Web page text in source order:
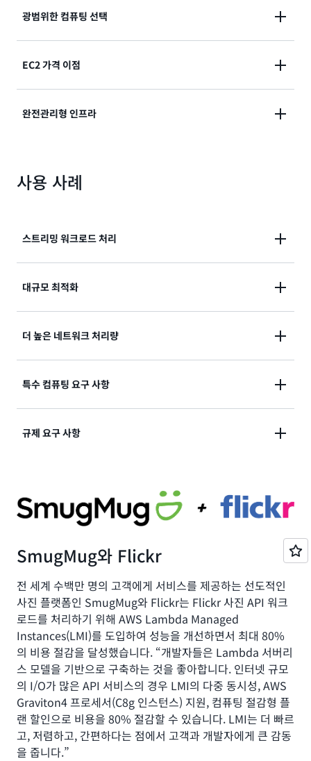
광범위한 컴퓨팅 선택
고대역폭 네트워킹 및 Graviton4와 같은 최신 세대 프
EC2 가격 이점
온디맨드 및 예약 인스턴스를 포함한 EC2 가격 모델과
완전관리형 인프라
및 런타임 패치, 내장된 라우팅, 로드 밸런싱, 그리고 선
택한 확장 파라미터 기반의 오토 스케일링을 포함한 모
사용 사례
스트리밍 워크로드 처리
일관된 성능으로 높은 처리량의 데이터 스트림을 처리합
대규모 최적화
예약형 인스턴스 및 절감형 플랜을 포함한 EC2의 가격
더 높은 네트워크 처리량
고대역폭 네트워킹 옵션에 액세스하여 향상된 네트워킹
특수 컴퓨팅 요구 사항
컴퓨팅 집약적인 애플리케이션의 성능을 최적화하기 위
규제 요구 사항
한 워크로드
SmugMug와 Flickr
전 세계 수백만 명의 고객에게 서비스를 제공하는 선도적인
사진 플랫폼인 SmugMug와 Flickr는 Flickr 사진 API 워크
로드를 처리하기 위해 AWS Lambda Managed
Instances(LMI)를 도입하여 성능을 개선하면서 최대 80%
의 비용 절감을 달성했습니다. “개발자들은 Lambda 서버리
스 모델을 기반으로 구축하는 것을 좋아합니다. 인터넷 규모
의 I/O가 많은 API 서비스의 경우 LMI의 다중 동시성, AWS
Graviton4 프로세서(C8g 인스턴스) 지원, 컴퓨팅 절감형 플
랜 할인으로 비용을 80% 절감할 수 있습니다. LMI는 더 빠르
고, 저렴하고, 간편하다는 점에서 고객과 개발자에게 큰 감동
을 줍니다.”